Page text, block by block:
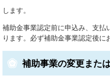
します。
補助金事業認定前に申込み、支払
ります。必ず補助金事業認定後に
補助事業の変更また